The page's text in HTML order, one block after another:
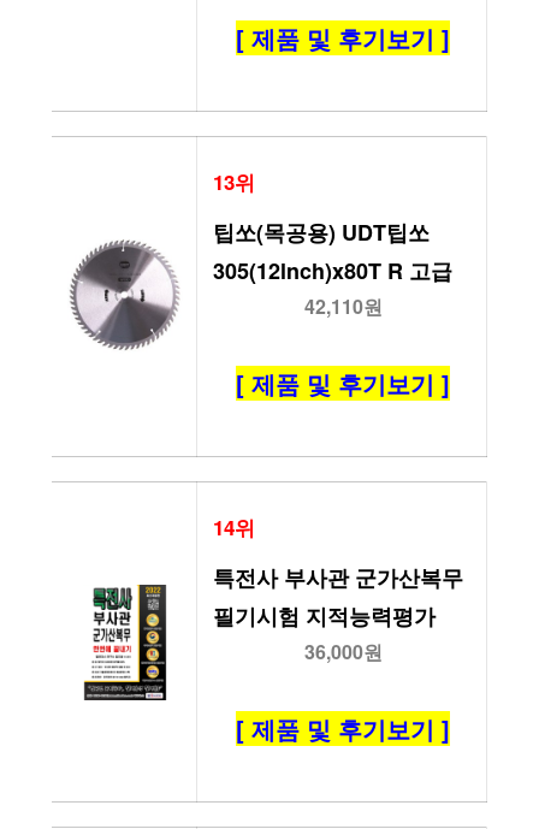
[ 제품 및 후기보기 ]
13위
팁쏘(목공용) UDT팁쏘
305(12lnch)x80T R 고급
42,110원
[ 제품 및 후기보기 ]
14위
특전사 부사관 군가산복무
필기시험 지적능력평가
36,000원
[ 제품 및 후기보기 ]